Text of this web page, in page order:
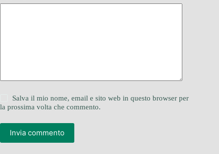
Salva il mio nome, email e sito web in questo browser per
la prossima volta che commento.
Invia commento